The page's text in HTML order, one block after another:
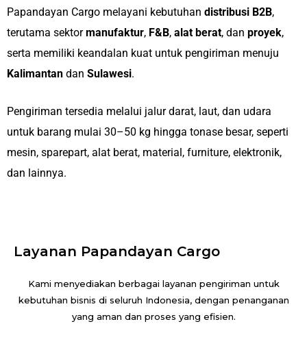
Papandayan Cargo melayani kebutuhan distribusi B2B,
terutama sektormanufaktur, F&B, alat berat, dan proyek,
serta memiliki keandalan kuat untuk pengiriman menuju
Kalimantan dan Sulawesi.
Pengiriman tersedia melalui jalur darat, laut, dan udara
untuk barang mulai 30–50 kg hingga tonase besar, seperti
mesin, sparepart, alat berat, material, furniture, elektronik,
dan lainnya.
Layanan Papandayan Cargo
Kami menyediakan berbagai layanan pengiriman untuk
kebutuhan bisnis di seluruh Indonesia, dengan penanganan
yang aman dan proses yang efisien.